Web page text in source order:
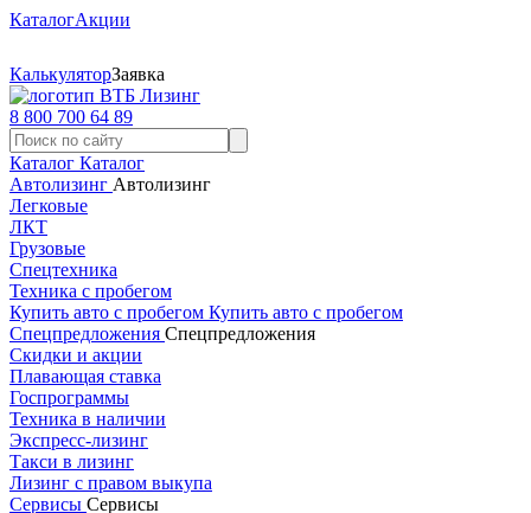
КаталогАкции
КалькуляторЗаявка
8 800 700 64 89
Каталог Каталог
Автолизинг Автолизинг
Легковые
ЛКТ
Грузовые
Спецтехника
Техника с пробегом
Купить авто с пробегом Купить авто с пробегом
Спецпредложения Спецпредложения
Скидки и акции
Плавающая ставка
Госпрограммы
Техника в наличии
Экспресс-лизинг
Такси в лизинг
Лизинг с правом выкупа
Сервисы Сервисы